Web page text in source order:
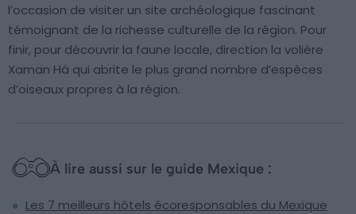
l’occasion de visiter un site archéologique fascinant
témoignant de la richesse culturelle de la région. Pour
finir, pour découvrir la faune locale, direction la volière
Xaman Há qui abrite le plus grand nombre d’espèces
d’oiseaux propres à la région.
À lire aussi sur le guide Mexique :
Les 7 meilleurs hôtels écoresponsables du Mexique